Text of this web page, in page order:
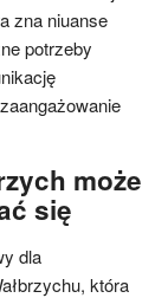
zna niuanse
potrzeby
może
się
dla
która